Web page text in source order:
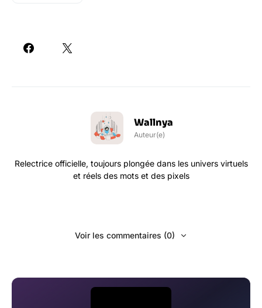
Wallnya
Auteur(e)
Relectrice officielle, toujours plongée dans les univers virtuels
et réels des mots et des pixels
Voir les commentaires (0)